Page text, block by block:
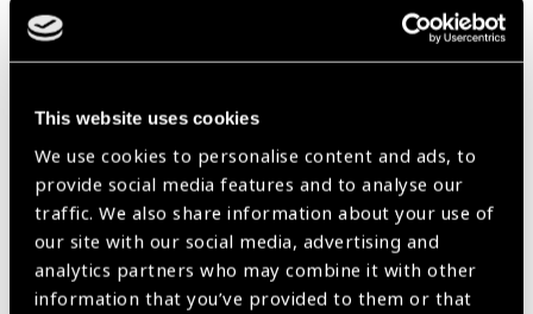
This website uses cookies
We use cookies to personalise content and ads, to
provide social media features and to analyse our
traffic. We also share information about your use of
our site with our social media, advertising and
analytics partners who may combine it with other
information that you’ve provided to them or that